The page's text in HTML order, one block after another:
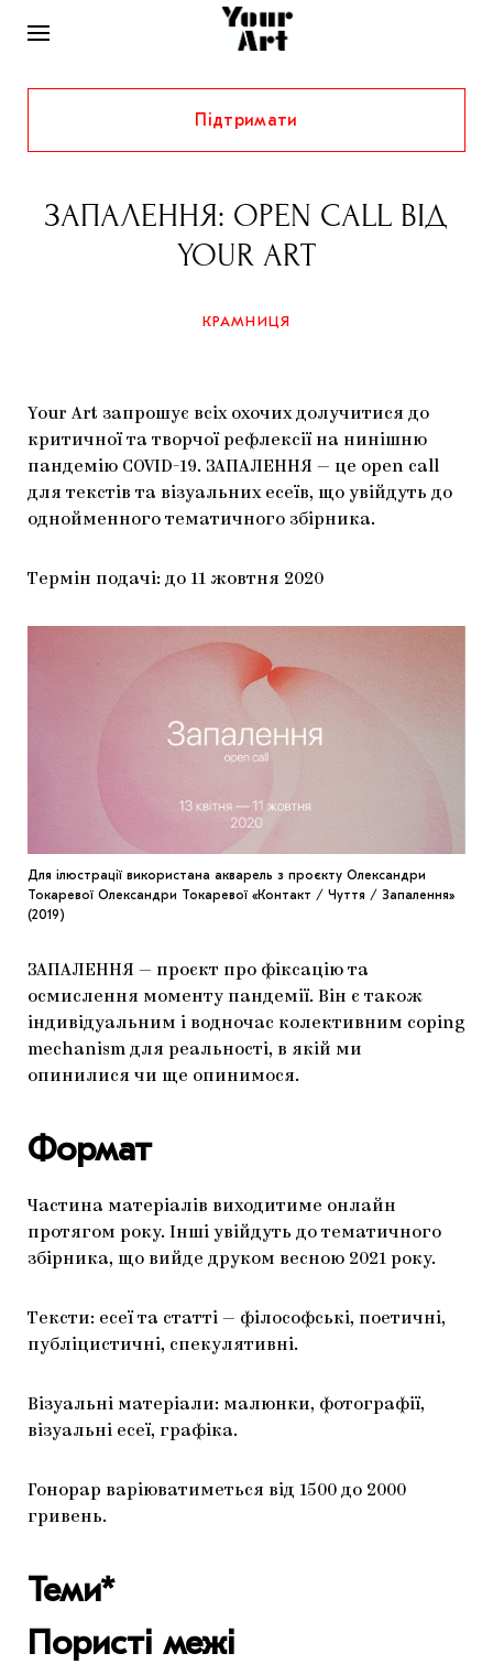
НОВИНИ
ІНТЕРВ’Ю
ХУДОЖНИКИ
АРХІТЕКТУРА
КІНО
РІДНИЙ КРАЙ
САМООРГАНІЗАЦІЇ
МУЗЕЇ
КОЛЕКЦІЇ
ГАЛЕРЕЇ
АРТЦЕНТРИ
ВИСТАВКИ
ІСТОРІЇ
КОНСПЕКТИ
КНИЖКИ І ЖУРНАЛИ
ДОСЛІДНИЦЬКА ПЛАТФОРМА
ЗАПАЛЕННЯ
ЯК ПІДТРИМУВАТИ УКРАЇНСЬКЕ МИСТЕЦТВО
МАРІУПОЛЬСЬКІ МАРГІНАЛІЇ
КРАМНИЦЯ
Підтримати
ЗАПАЛЕННЯ: OPEN CALL ВІД
YOUR ART
КРАМНИЦЯ
Your Art запрошує всіх охочих долучитися до
критичної та творчої рефлексії на нинішню
пандемію COVID-19. ЗАПАЛЕННЯ — це open call
для текстів та візуальних есеїв, що увійдуть до
однойменного тематичного збірника.
Термін подачі: до 11 жовтня 2020
Для ілюстрації використана акварель з проєкту Олександри
Токаревої Олександри Токаревої «Контакт / Чуття / Запалення»
(2019)
ЗАПАЛЕННЯ — проєкт про фіксацію та
осмислення моменту пандемії. Він є також
індивідуальним і водночас колективним coping
mechanism для реальності, в якій ми
опинилися чи ще опинимося.
Формат
Частина матеріалів виходитиме онлайн
протягом року. Інші увійдуть до тематичного
збірника, що вийде друком весною 2021 року.
Тексти: есеї та статті — філософські, поетичні,
публіцистичні, спекулятивні.
Візуальні матеріали: малюнки, фотографії,
візуальні есеї, графіка.
Гонорар варіюватиметься від 1500 до 2000
гривень.
Теми*
Пористі межі